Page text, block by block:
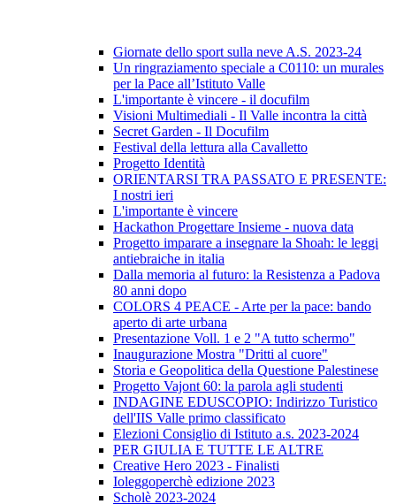
Giornate dello sport sulla neve A.S. 2023-24
Un ringraziamento speciale a C0110: un murales
per la Pace all’Istituto Valle
L'importante è vincere - il docufilm
Visioni Multimediali - Il Valle incontra la città
Secret Garden - Il Docufilm
Festival della lettura alla Cavalletto
Progetto Identità
ORIENTARSI TRA PASSATO E PRESENTE:
I nostri ieri
L'importante è vincere
Hackathon Progettare Insieme - nuova data
Progetto imparare a insegnare la Shoah: le leggi
antiebraiche in italia
Dalla memoria al futuro: la Resistenza a Padova
80 anni dopo
COLORS 4 PEACE - Arte per la pace: bando
aperto di arte urbana
Presentazione Voll. 1 e 2 "A tutto schermo"
Inaugurazione Mostra "Dritti al cuore"
Storia e Geopolitica della Questione Palestinese
Progetto Vajont 60: la parola agli studenti
INDAGINE EDUSCOPIO: Indirizzo Turistico
dell'IIS Valle primo classificato
Elezioni Consiglio di Istituto a.s. 2023-2024
PER GIULIA E TUTTE LE ALTRE
Creative Hero 2023 - Finalisti
Ioleggoperchè edizione 2023
Scholè 2023-2024